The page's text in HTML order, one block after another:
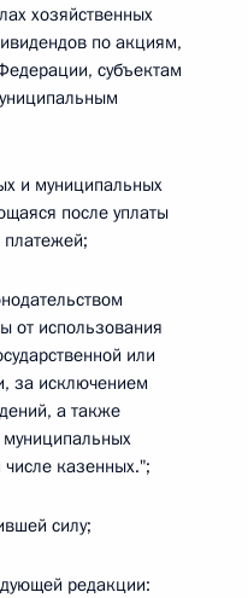
хозяйственных
по акциям,
субъектам
и муниципальных
после уплаты
платежей;
от использования
или
за исключением
а также
муниципальных
казенных.";
силу;
редакции: